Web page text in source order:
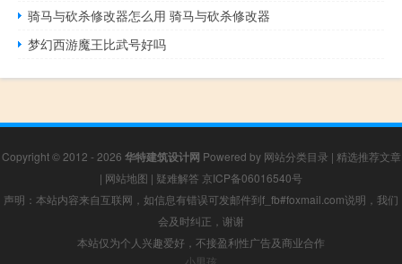
骑马与砍杀修改器怎么用 骑马与砍杀修改器
梦幻西游魔王比武号好吗
Copyright © 2012 - 2026 华特建筑设计网 Powered by 网站分类目录 | 精选推荐文章
| 网站地图 | 疑难解答 京ICP备06016540号
声明：本站内容来自互联网，如信息有错误可发邮件到f_fb#foxmail.com说明，我们
会及时纠正，谢谢
本站仅为个人兴趣爱好，不接盈利性广告及商业合作
小男孩